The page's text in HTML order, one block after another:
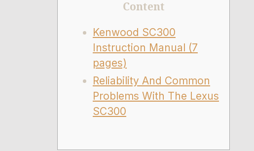
Content
Kenwood SC300
Instruction Manual (7
pages)
Reliability And Common
Problems With The Lexus
SC300